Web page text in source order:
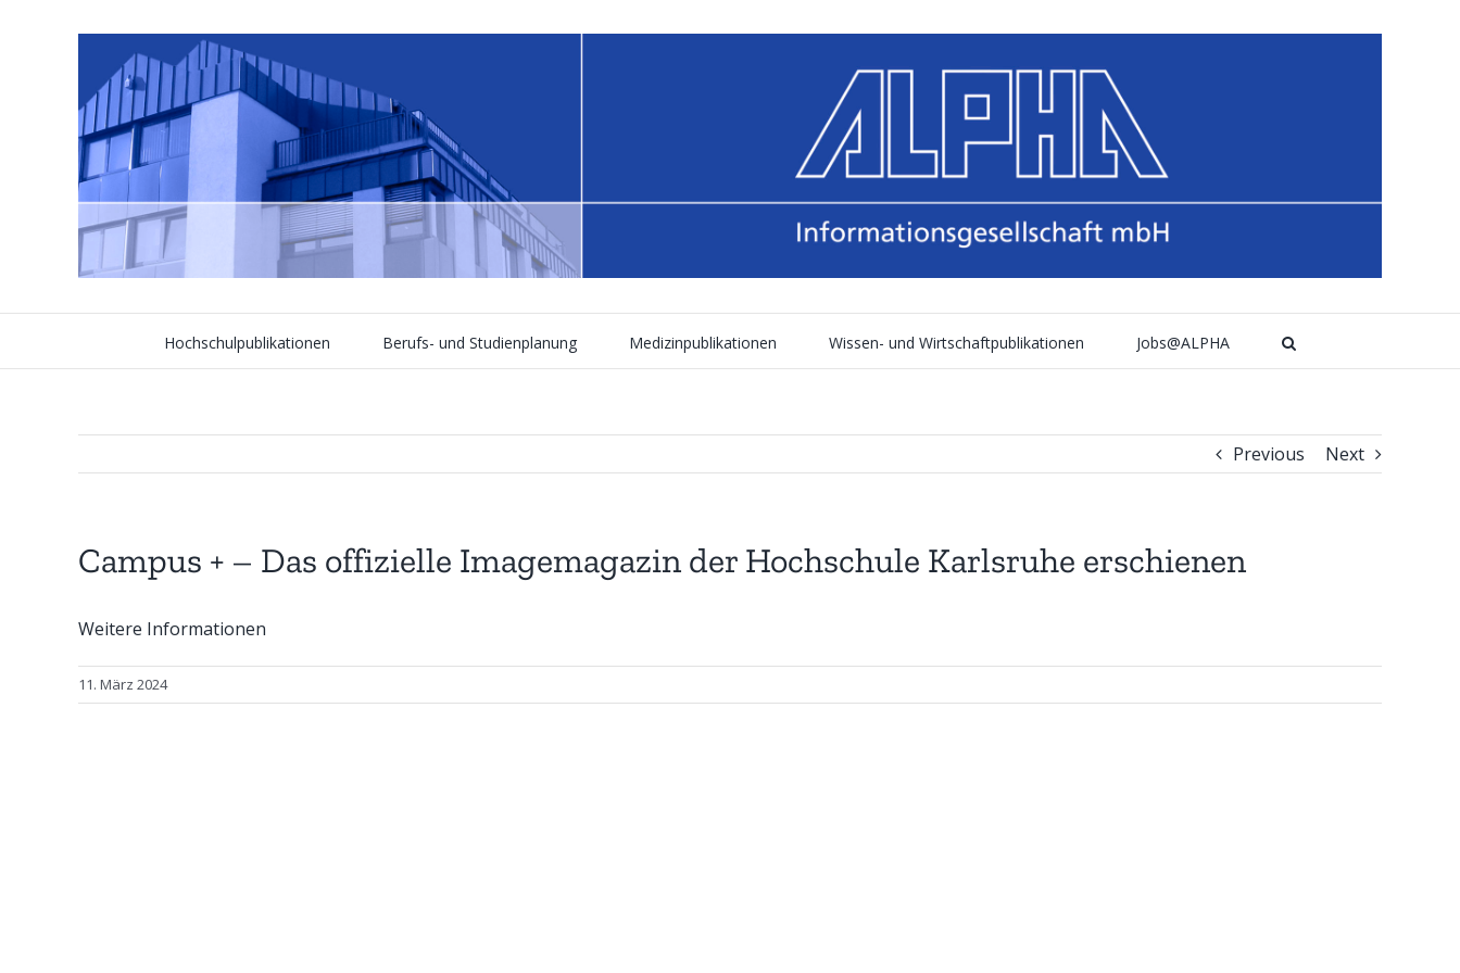
Hochschulpublikationen Berufs- und Studienplanung Medizinpublikationen Wissen- und Wirtschaftpublikationen Jobs@ALPHA
Previous Next
Campus + – Das offizielle Imagemagazin der Hochschule Karlsruhe erschienen
Weitere Informationen
11. März 2024